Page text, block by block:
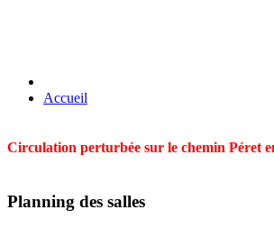
Accueil
Circulation perturbée sur le chemin Péret
Planning des salles